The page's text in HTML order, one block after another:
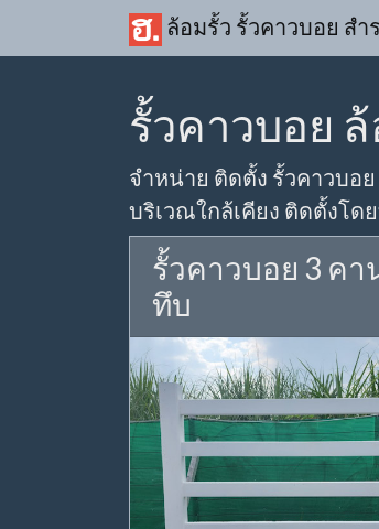
ล้อมรั้ว รั้วคาวบอย ส
รั้วคาวบอย
จำหน่าย ติดตั้ง รั้วคาวบอ
บริเวณใกล้เคียง ติดตั้งโ
รั้วคาวบอย 3 คา
ทึบ